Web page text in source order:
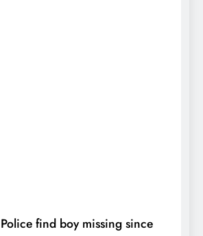
Police find boy missing since